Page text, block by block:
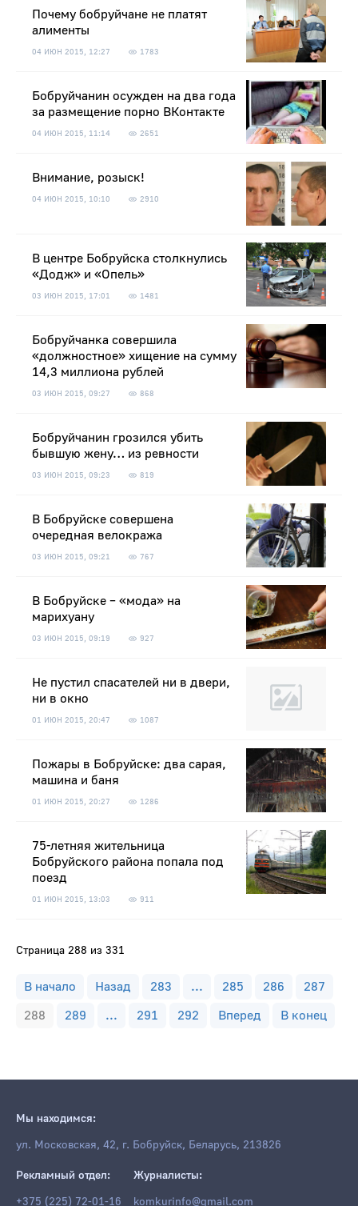
Почему бобруйчане не платят
алименты
04 ИЮН 2015, 12:27 1783
Бобруйчанин осужден на два года
за размещение порно ВКонтакте
04 ИЮН 2015, 11:14 2651
Внимание, розыск!
04 ИЮН 2015, 10:10 2910
В центре Бобруйска столкнулись
«Додж» и «Опель»
03 ИЮН 2015, 17:01 1481
Бобруйчанка совершила
«должностное» хищение на сумму
14,3 миллиона рублей
03 ИЮН 2015, 09:27 868
Бобруйчанин грозился убить
бывшую жену… из ревности
03 ИЮН 2015, 09:23 819
В Бобруйске совершена
очередная велокража
03 ИЮН 2015, 09:21 767
В Бобруйске – «мода» на
марихуану
03 ИЮН 2015, 09:19 927
Не пустил спасателей ни в двери,
ни в окно
01 ИЮН 2015, 20:47 1087
Пожары в Бобруйске: два сарая,
машина и баня
01 ИЮН 2015, 20:27 1286
75-летняя жительница
Бобруйского района попала под
поезд
01 ИЮН 2015, 13:03 911
Страница 288 из 331
В начало Назад 283 ... 285 286
287
288
289 ... 291 292 Вперед В конец
Мы находимся:
ул. Московская, 42, г. Бобруйск, Беларусь, 213826
Рекламный отдел:
+375 (225) 72-01-16
Журналисты:
komkurinfo@gmail.com